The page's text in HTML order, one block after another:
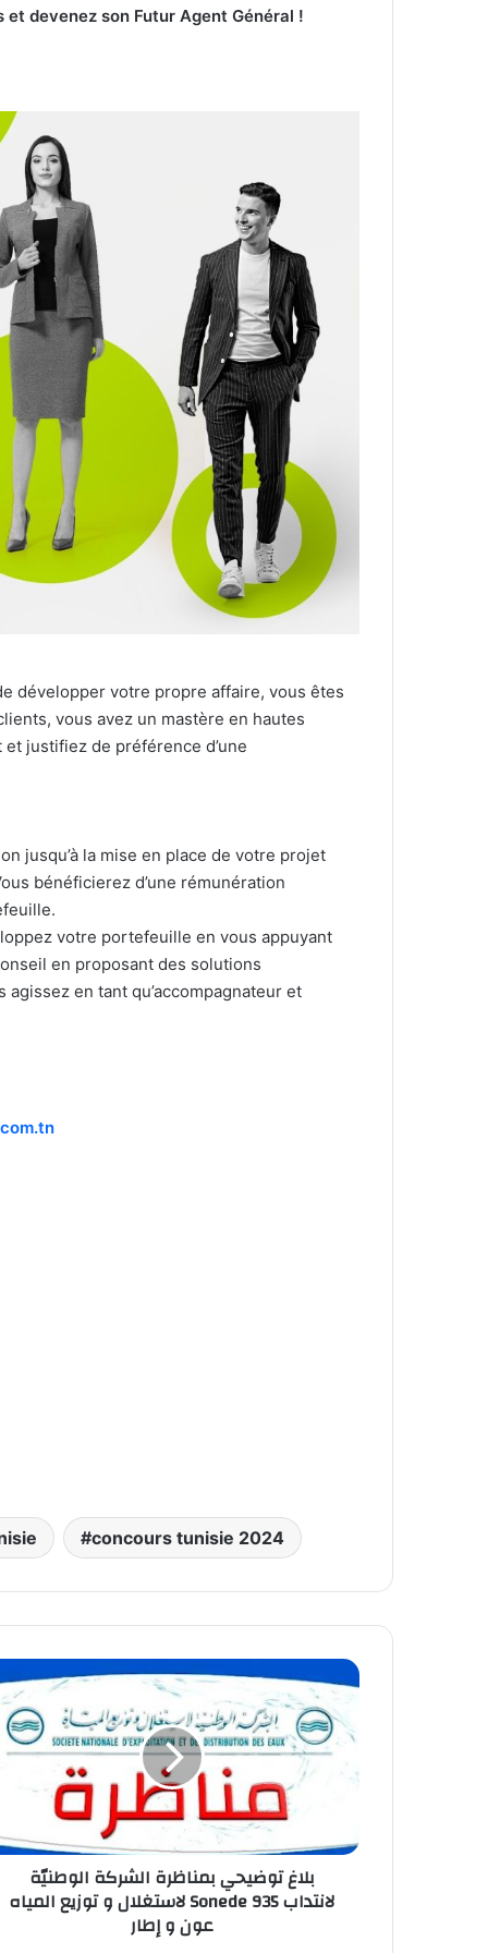
et devenez son Futur Agent Général !
développer votre propre affaire, vous êtes
vous avez un mastère en hautes
justifiez de préférence d’une
jusqu’à la mise en place de votre projet
bénéficierez d’une rémunération
votre portefeuille en vous appuyant
en proposant des solutions
agissez en tant qu’accompagnateur et
concours tunisie 2024
بلاغ توضيحي بمناظرة الشركة الوطنيّة
لاستغلال و توزيع المياه Sonede لانتداب 935
عون و إطار